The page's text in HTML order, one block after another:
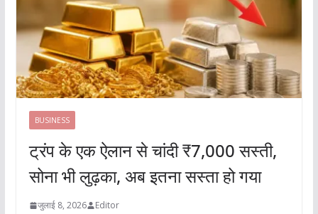
BUSINESS
ट्रंप के एक ऐलान से चांदी ₹7,000 सस्ती,
सोना भी लुढ़का, अब इतना सस्ता हो गया
जुलाई 8, 2026 Editor